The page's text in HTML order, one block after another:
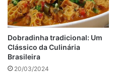
Filé de Tilápia na Airfryer: O
Suculento e Sem Óleo
Pastel na Airfryer com
delicioso
1 quilo de batatas
Dobradinha tradicional: Um
Clássico da Culinária
Brasileira
20/03/2024